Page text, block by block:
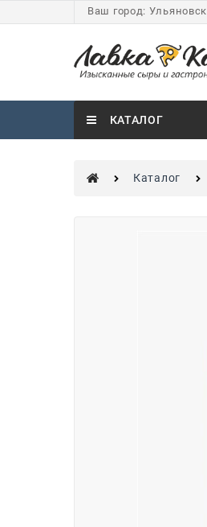
Ваш город: Ульяновск
КАТАЛОГ
Каталог